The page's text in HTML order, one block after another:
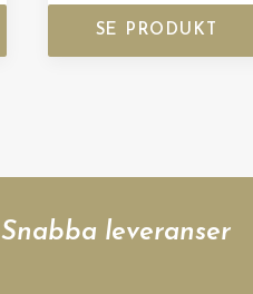
SE PRODUKT
Snabba leveranser